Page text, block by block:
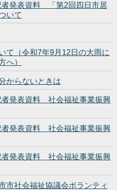
発表資料 「第2回四日市居
いて
て（令和7年9月12日の大雨に
へ）
からないときは
発表資料 社会福祉事業振興
発表資料 社会福祉事業振興
発表資料 社会福祉事業振興
市社会福祉協議会ボランティ